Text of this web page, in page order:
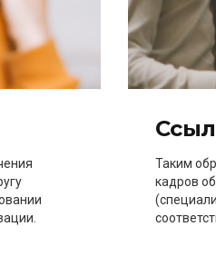
Таким
кадров